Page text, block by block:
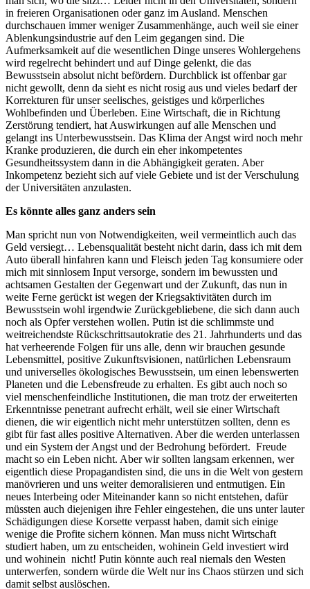
in freieren Organisationen oder ganz im Ausland. Menschen
durchschauen immer weniger Zusammenhänge, auch weil sie einer
Ablenkungsindustrie auf den Leim gegangen sind. Die
Aufmerksamkeit auf die wesentlichen Dinge unseres Wohlergehens
wird regelrecht behindert und auf Dinge gelenkt, die das
Bewusstsein absolut nicht befördern. Durchblick ist offenbar gar
nicht gewollt, denn da sieht es nicht rosig aus und vieles bedarf der
Korrekturen für unser seelisches, geistiges und körperliches
Wohlbefinden und Überleben. Eine Wirtschaft, die in Richtung
Zerstörung tendiert, hat Auswirkungen auf alle Menschen und
gelangt ins Unterbewusstsein. Das Klima der Angst wird noch mehr
Kranke produzieren, die durch ein eher inkompetentes
Gesundheitssystem dann in die Abhängigkeit geraten. Aber
Inkompetenz bezieht sich auf viele Gebiete und ist der Verschulung
der Universitäten anzulasten.
Es könnte alles ganz anders sein
Man spricht nun von Notwendigkeiten, weil vermeintlich auch das
Geld versiegt… Lebensqualität besteht nicht darin, dass ich mit dem
Auto überall hinfahren kann und Fleisch jeden Tag konsumiere oder
mich mit sinnlosem Input versorge, sondern im bewussten und
achtsamen Gestalten der Gegenwart und der Zukunft, das nun in
weite Ferne gerückt ist wegen der Kriegsaktivitäten durch im
Bewusstsein wohl irgendwie Zurückgebliebene, die sich dann auch
noch als Opfer verstehen wollen. Putin ist die schlimmste und
weitreichendste Rückschrittsautokratie des 21. Jahrhunderts und das
hat verheerende Folgen für uns alle, denn wir brauchen gesunde
Lebensmittel, positive Zukunftsvisionen, natürlichen Lebensraum
und universelles ökologisches Bewusstsein, um einen lebenswerten
Planeten und die Lebensfreude zu erhalten. Es gibt auch noch so
viel menschenfeindliche Institutionen, die man trotz der erweiterten
Erkenntnisse penetrant aufrecht erhält, weil sie einer Wirtschaft
dienen, die wir eigentlich nicht mehr unterstützen sollten, denn es
gibt für fast alles positive Alternativen. Aber die werden unterlassen
und ein System der Angst und der Bedrohung befördert. Freude
macht so ein Leben nicht. Aber wir sollten langsam erkennen, wer
eigentlich diese Propagandisten sind, die uns in die Welt von gestern
manövrieren und uns weiter demoralisieren und entmutigen. Ein
neues Interbeing oder Miteinander kann so nicht entstehen, dafür
müssten auch diejenigen ihre Fehler eingestehen, die uns unter lauter
Schädigungen diese Korsette verpasst haben, damit sich einige
wenige die Profite sichern können. Man muss nicht Wirtschaft
studiert haben, um zu entscheiden, wohinein Geld investiert wird
und wohinein nicht! Putin könnte auch real niemals den Westen
unterwerfen, sondern würde die Welt nur ins Chaos stürzen und sich
damit selbst auslöschen.